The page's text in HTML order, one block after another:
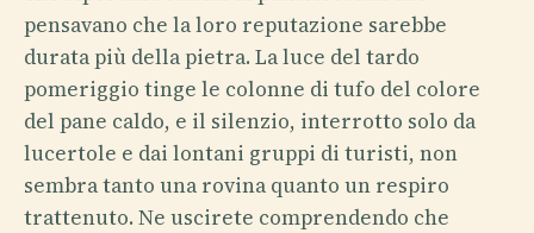
pensavano che la loro reputazione sarebbe
durata più della pietra. La luce del tardo
pomeriggio tinge le colonne di tufo del colore
del pane caldo, e il silenzio, interrotto solo da
lucertole e dai lontani gruppi di turisti, non
sembra tanto una rovina quanto un respiro
trattenuto. Ne uscirete comprendendo che